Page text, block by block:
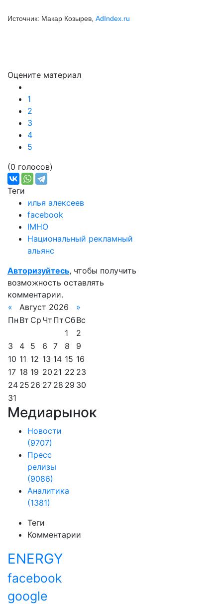
Источник: Макар Козырев, AdIndex.ru
Оцените материал
1
2
3
4
5
(0 голосов)
Теги
илья алексеев
facebook
IMHO
Национальный рекламный
альянс
Авторизуйтесь, чтобы получить
возможность оставлять
комментарии.
«
Август 2026
»
Пн Вт Ср Чт Пт СбВс
1
2
3
4 5 6 7 8
9
10 11 12 13 14 15 16
17 18 19 20 21 22 23
24 25 26 27 28 29 30
31
Медиарынок
Новости
(9707)
Пресс
релизы
(9086)
Аналитика
(1381)
Теги
Комментарии
ENERGY
facebook
google